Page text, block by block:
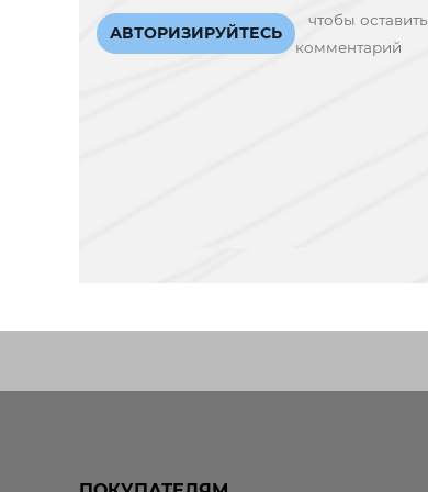
АВТОРИЗИРУЙТЕСЬ
чтобы оставить
комментарий